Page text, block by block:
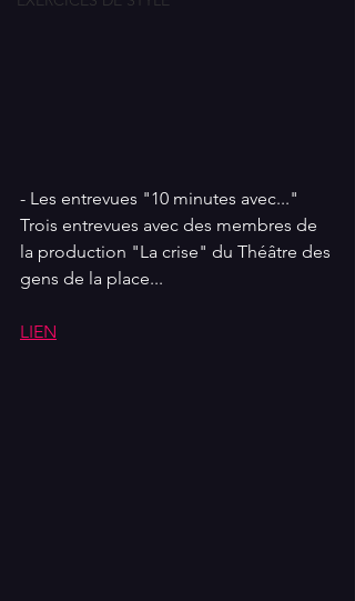
- Les entrevues "10 minutes avec..."
Trois entrevues avec des membres de
la production "La crise" du Théâtre des
gens de la place...
LIEN